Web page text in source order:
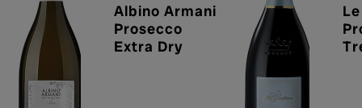
Albino Armani
Prosecco
Extra Dry